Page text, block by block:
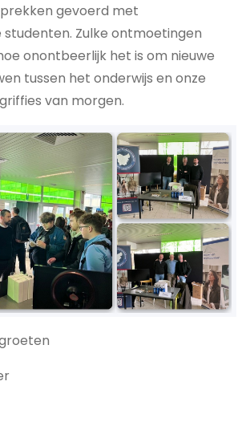
gevoerd met
Zulke ontmoetingen
onontbeerlijk het is om nieuwe
tussen het onderwijs en onze
van morgen.